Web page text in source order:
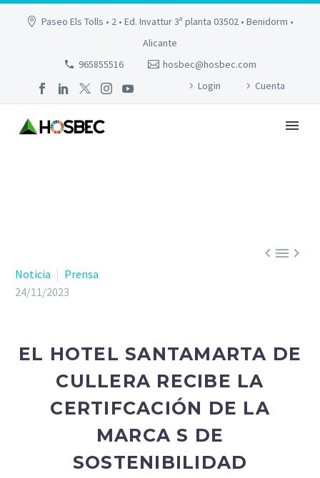
Paseo Els Tolls • 2 • Ed. Invattur 3ª planta 03502 • Benidorm •
Alicante
965855516
hosbec@hosbec.com
Login
Cuenta

Noticia
Prensa
24/11/2023
EL HOTEL SANTAMARTA DE
CULLERA RECIBE LA
CERTIFCACIÓN DE LA
MARCA S DE
SOSTENIBILIDAD